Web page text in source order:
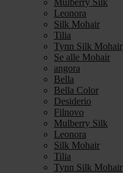
Mulberry Silk
Leonora
Silk Mohair
Tilia
Tynn Silk Mohair
Se alle Mohair
angora
Bella
Bella Color
Desiderio
Filnovo
Mulberry Silk
Leonora
Silk Mohair
Tilia
Tynn Silk Mohair